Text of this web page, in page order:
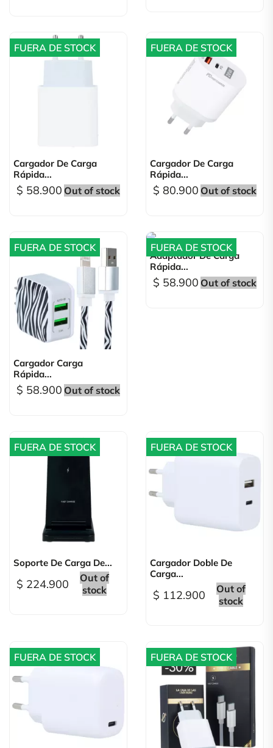
Cargador De Carga
Rápida...
$ 58.900 Out of stock
FUERA DE STOCK
Cargador De Carga
Rápida...
$ 80.900 Out of stock
FUERA DE STOCK
Cargador Carga
Rápida...
$ 58.900 Out of stock
FUERA DE STOCK
Adaptador De Carga
Rápida...
$ 58.900 Out of stock
FUERA DE STOCK
Soporte De Carga De...
$ 224.900
Out of
stock
FUERA DE STOCK
Cargador Doble De
Carga...
$ 112.900
Out of
stock
FUERA DE STOCK
FUERA DE STOCK FUERA DE STOCK